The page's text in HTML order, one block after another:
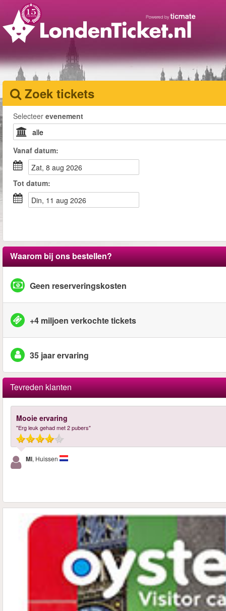
Zoek tickets
Selecteer evenement
Vanaf datum:
zat, 8 aug 2026
Tot datum:
din, 11 aug 2026
Waarom bij ons bestellen?
Geen reserveringskosten
+4 miljoen verkochte tickets
35 jaar ervaring
Tevreden klanten
Mooie ervaring
"Erg leuk gehad met 2 pubers"
Ml, Huissen